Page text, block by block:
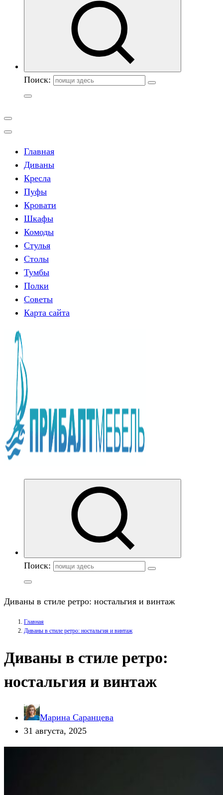
Поиск:
Главная
Диваны
Кресла
Пуфы
Кровати
Шкафы
Комоды
Стулья
Столы
Тумбы
Полки
Советы
Карта сайта
Поиск:
Диваны в стиле ретро: ностальгия и винтаж
Главная
Диваны в стиле ретро: ностальгия и винтаж
Диваны в стиле ретро:
ностальгия и винтаж
Марина Саранцева
31 августа, 2025